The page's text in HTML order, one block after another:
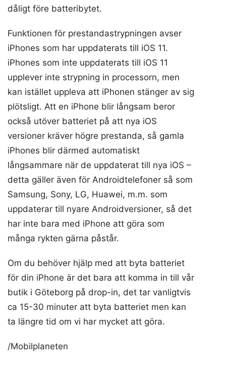
dåligt före batteribytet.
Funktionen för prestandastrypningen avser
iPhones som har uppdaterats till iOS 11.
iPhones som inte uppdaterats till iOS 11
upplever inte strypning in processorn, men
kan istället uppleva att iPhonen stänger av sig
plötsligt. Att en iPhone blir långsam beror
också utöver batteriet på att nya iOS
versioner kräver högre prestanda, så gamla
iPhones blir därmed automatiskt
långsammare när de uppdaterat till nya iOS –
detta gäller även för Androidtelefoner så som
Samsung, Sony, LG, Huawei, m.m. som
uppdaterar till nyare Androidversioner, så det
har inte bara med iPhone att göra som
många rykten gärna påstår.
Om du behöver hjälp med att byta batteriet
för din iPhone är det bara att komma in till vår
butik i Göteborg på drop-in, det tar vanligtvis
ca 15-30 minuter att byta batteriet men kan
ta längre tid om vi har mycket att göra.
/Mobilplaneten